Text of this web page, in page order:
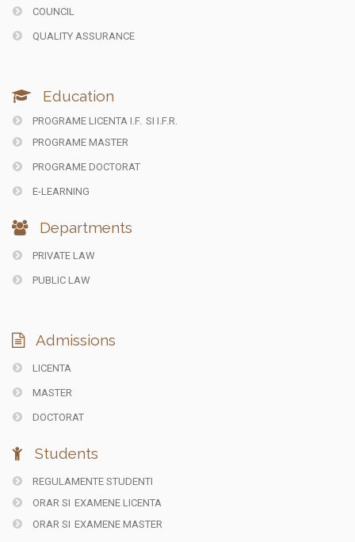
COUNCIL
QUALITY ASSURANCE
Education
PROGRAME LICENTA I.F. SI I.F.R.
PROGRAME MASTER
PROGRAME DOCTORAT
E-LEARNING
Departments
PRIVATE LAW
PUBLIC LAW
Admissions
LICENTA
MASTER
DOCTORAT
Students
REGULAMENTE STUDENTI
ORAR SI EXAMENE LICENTA
ORAR SI EXAMENE MASTER